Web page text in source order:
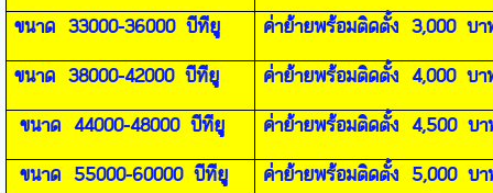
ขนาด33000-36000 บีทียู ค่าย้ายพร้อมติดตั้ง3,000 บา
ขนาด38000-42000 บีทียู ค่าย้ายพร้อมติดตั้ง4,000 บา
ขนาด44000-48000 บีทียู ค่าย้ายพร้อมติดตั้ง4,500 บ
ขนาด55000-60000 บีทียู ค่าย้ายพร้อมติดตั้ง5,000 บ